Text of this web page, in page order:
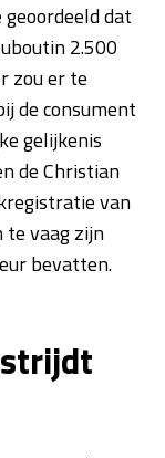
dat
2.500
zou er te
de consument
gelijkenis
de Christian
van
te vaag zijn
bevatten.